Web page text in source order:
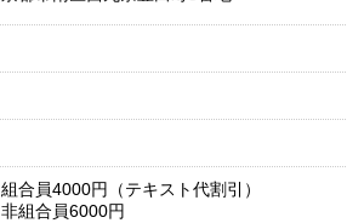
組合員4000円（テキスト代割引）
非組合員6000円